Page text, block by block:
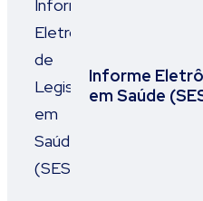
Informe
em Saúde